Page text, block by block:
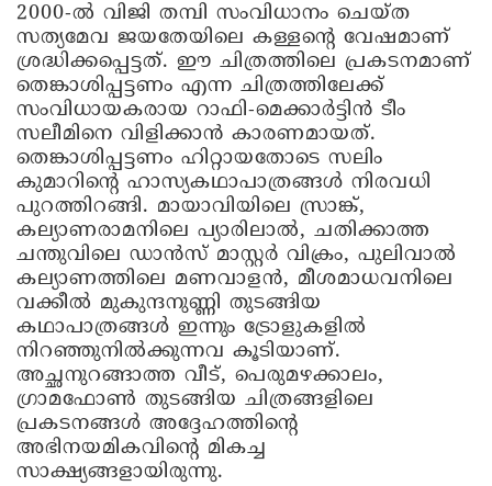
2000-ൽ വിജി തമ്പി സംവിധാനം ചെയ്ത
സത്യമേവ ജയതേയിലെ കള്ളന്റെ വേഷമാണ്
ശ്രദ്ധിക്കപ്പെട്ടത്. ഈ ചിത്രത്തിലെ പ്രകടനമാണ്
തെങ്കാശിപ്പട്ടണം എന്ന ചിത്രത്തിലേക്ക്
സംവിധായകരായ റാഫി-മെക്കാർട്ടിൻ ടീം
സലീമിനെ വിളിക്കാൻ കാരണമായത്.
തെങ്കാശിപ്പട്ടണം ഹിറ്റായതോടെ സലിം
കുമാറിന്റെ ഹാസ്യകഥാപാത്രങ്ങൾ നിരവധി
പുറത്തിറങ്ങി. മായാവിയിലെ സ്രാങ്ക്,
കല്യാണരാമനിലെ പ്യാരിലാൽ, ചതിക്കാത്ത
ചന്തുവിലെ ഡാൻസ് മാസ്റ്റർ വിക്രം, പുലിവാൽ
കല്യാണത്തിലെ മണവാളൻ, മീശമാധവനിലെ
വക്കീൽ മുകുന്ദനുണ്ണി തുടങ്ങിയ
കഥാപാത്രങ്ങൾ ഇന്നും ട്രോളുകളിൽ
നിറഞ്ഞുനിൽക്കുന്നവ കൂടിയാണ്.
അച്ഛനുറങ്ങാത്ത വീട്, പെരുമഴക്കാലം,
ഗ്രാമഫോൺ തുടങ്ങിയ ചിത്രങ്ങളിലെ
പ്രകടനങ്ങൾ അദ്ദേഹത്തിന്റെ
അഭിനയമികവിന്റെ മികച്ച
സാക്ഷ്യങ്ങളായിരുന്നു.